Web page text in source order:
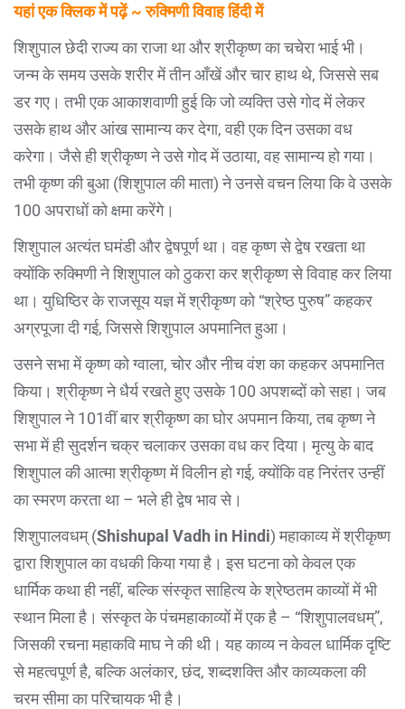
यहां एक क्लिक में पढ़ें ~ रुक्मिणी विवाह हिंदी में
शिशुपाल छेदी राज्य का राजा था और श्रीकृष्ण का चचेरा भाई भी।
जन्म के समय उसके शरीर में तीन आँखें और चार हाथ थे, जिससे सब
डर गए। तभी एक आकाशवाणी हुई कि जो व्यक्ति उसे गोद में लेकर
उसके हाथ और आंख सामान्य कर देगा, वही एक दिन उसका वध
करेगा। जैसे ही श्रीकृष्ण ने उसे गोद में उठाया, वह सामान्य हो गया।
तभी कृष्ण की बुआ (शिशुपाल की माता) ने उनसे वचन लिया कि वे उसके
100 अपराधों को क्षमा करेंगे।
शिशुपाल अत्यंत घमंडी और द्वेषपूर्ण था। वह कृष्ण से द्वेष रखता था
क्योंकि रुक्मिणी ने शिशुपाल को ठुकरा कर श्रीकृष्ण से विवाह कर लिया
था। युधिष्ठिर के राजसूय यज्ञ में श्रीकृष्ण को “श्रेष्ठ पुरुष” कहकर
अग्रपूजा दी गई, जिससे शिशुपाल अपमानित हुआ।
उसने सभा में कृष्ण को ग्वाला, चोर और नीच वंश का कहकर अपमानित
किया। श्रीकृष्ण ने धैर्य रखते हुए उसके 100 अपशब्दों को सहा। जब
शिशुपाल ने 101वीं बार श्रीकृष्ण का घोर अपमान किया, तब कृष्ण ने
सभा में ही सुदर्शन चक्र चलाकर उसका वध कर दिया। मृत्यु के बाद
शिशुपाल की आत्मा श्रीकृष्ण में विलीन हो गई, क्योंकि वह निरंतर उन्हीं
का स्मरण करता था – भले ही द्वेष भाव से।
शिशुपालवधम् (Shishupal Vadh in Hindi) महाकाव्य में श्रीकृष्ण
द्वारा शिशुपाल का वधकी किया गया है। इस घटना को केवल एक
धार्मिक कथा ही नहीं, बल्कि संस्कृत साहित्य के श्रेष्ठतम काव्यों में भी
स्थान मिला है। संस्कृत के पंचमहाकाव्यों में एक है – “शिशुपालवधम्”,
जिसकी रचना महाकवि माघ ने की थी। यह काव्य न केवल धार्मिक दृष्टि
से महत्वपूर्ण है, बल्कि अलंकार, छंद, शब्दशक्ति और काव्यकला की
चरम सीमा का परिचायक भी है।